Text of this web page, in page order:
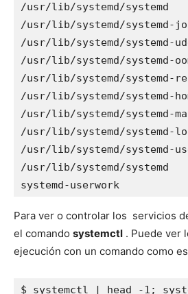
/usr/lib/systemd/systemd
/usr/lib/systemd/systemd-
/usr/lib/systemd/systemd-
/usr/lib/systemd/systemd-
/usr/lib/systemd/systemd-
/usr/lib/systemd/systemd-
/usr/lib/systemd/systemd-
/usr/lib/systemd/systemd-
/usr/lib/systemd/systemd-
/usr/lib/systemd/systemd
systemd-userwork
Para ver o controlar los servicios
el comando systemctl . Puede ver
ejecución con un comando como
$ systemctl | head -1;